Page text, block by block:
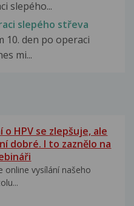
slepého...
slepého střeva
10. den po operaci
mi...
o HPV se zlepšuje, ale
dobré. I to zaznělo na
online vysílání našeho